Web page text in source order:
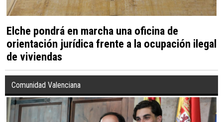
Elche pondrá en marcha una oficina de
orientación jurídica frente a la ocupación ilegal
de viviendas
Comunidad Valenciana